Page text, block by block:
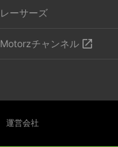
レーサーズ
Motorzチャンネル
運営会社